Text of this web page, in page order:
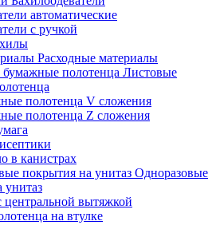
автоматические
с ручкой
Расходные материалы
Листовые
полотенца V сложения
полотенца Z сложения
в канистрах
Одноразовые
унитаз
центральной вытяжкой
на втулке